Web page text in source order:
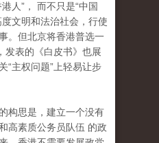
人”， 而不只是“中国
文明和法治社会，行使
。但北京将香港普选一
发表的《白皮书》也展
“主权问题”上轻易让步
构思是，建立一个没有
高素质公务员队伍 的政